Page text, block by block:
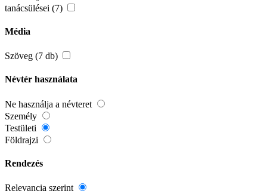
tanácsülései (7)
Média
Szöveg (7 db)
Névtér használata
Ne használja a névteret
Személy
Testületi
Földrajzi
Rendezés
Relevancia szerint